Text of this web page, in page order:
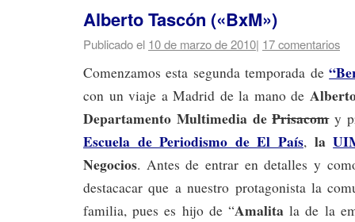
Alberto Tascón («BxM»)
Publicado el 10 de marzo de 2010| 17 comentarios
Comenzamos esta segunda temporada de
con un viaje a Madrid de la mano de
Departamento Multimedia dePrisacomy
Escuela de Periodismo de El País, la
Negocios. Antes de entrar en detalles y
destacacar que a nuestro protagonista la
familia, pues es hijo de “Amalita la de la